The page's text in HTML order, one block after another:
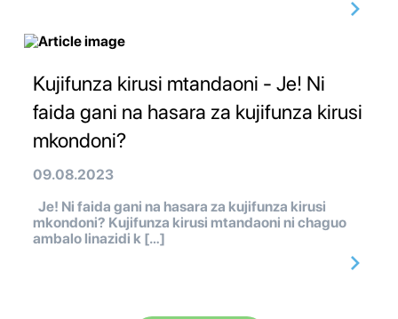
Kujifunza kirusi mtandaoni - Je! Ni
faida gani na hasara za kujifunza kirusi
mkondoni?
09.08.2023
Je! Ni faida gani na hasara za kujifunza kirusi
mkondoni? Kujifunza kirusi mtandaoni ni chaguo
ambalo linazidi k […]